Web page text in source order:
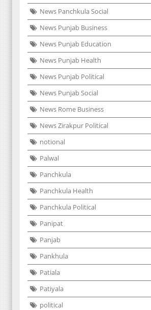
News Panchkula Social
News Punjab Business
News Punjab Education
News Punjab Health
News Punjab Political
News Punjab Social
News Rome Business
News Zirakpur Political
notional
Palwal
Panchkula
Panchkula Health
Panchkula Political
Panipat
Panjab
Pankhula
Patiala
Patiyala
political